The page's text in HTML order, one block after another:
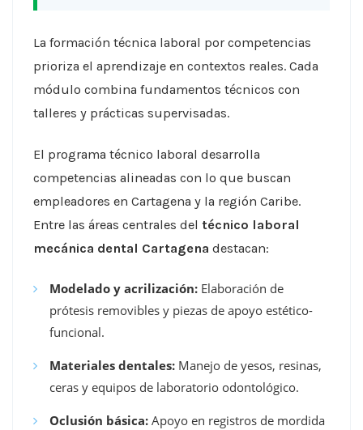
La formación técnica laboral por competencias
prioriza el aprendizaje en contextos reales. Cada
módulo combina fundamentos técnicos con
talleres y prácticas supervisadas.
El programa técnico laboral desarrolla
competencias alineadas con lo que buscan
empleadores en Cartagena y la región Caribe.
Entre las áreas centrales del técnico laboral
mecánica dental Cartagena destacan:
Modelado y acrilización: Elaboración de
prótesis removibles y piezas de apoyo estético-
funcional.
Materiales dentales: Manejo de yesos, resinas,
ceras y equipos de laboratorio odontológico.
Oclusión básica: Apoyo en registros de mordida